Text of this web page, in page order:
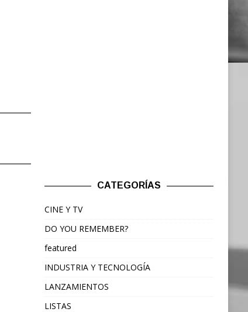
CATEGORÍAS
CINE Y TV
DO YOU REMEMBER?
featured
INDUSTRIA Y TECNOLOGÍA
LANZAMIENTOS
LISTAS